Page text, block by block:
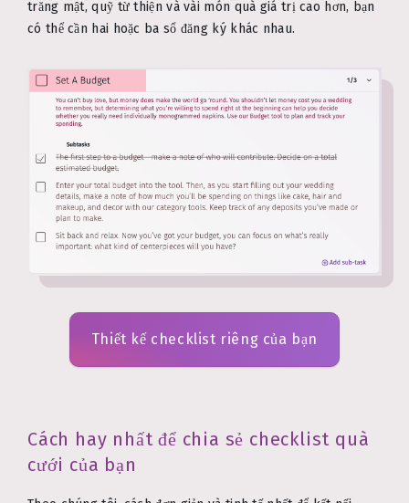
trăng mật, quỹ từ thiện và vài món quà giá trị cao hơn, bạn
có thể cần hai hoặc ba sổ đăng ký khác nhau.
Thiết kế checklist riêng của bạn
Cách hay nhất để chia sẻ checklist quà
cưới của bạn